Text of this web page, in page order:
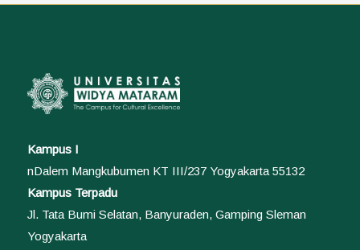
Kampus I
nDalem Mangkubumen KT III/237 Yogyakarta 55132
Kampus Terpadu
Jl. Tata Bumi Selatan, Banyuraden, Gamping Sleman
Yogyakarta